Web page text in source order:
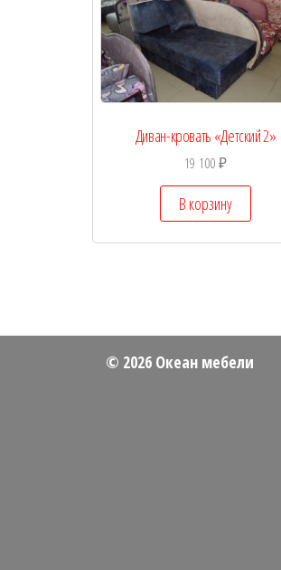
Диван-кровать «Детский 2»
19 100₽
В корзину
© 2026 Океан мебели